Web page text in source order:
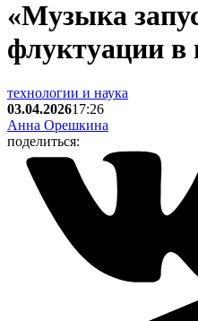
«Музыка
флуктуации в
технологии и наука
03.04.202617:26
Анна Орешкина
поделиться: